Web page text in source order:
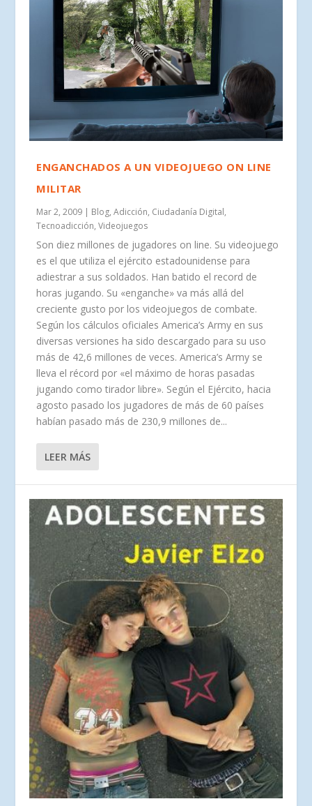
ENGANCHADOS A UN VIDEOJUEGO ON LINE
MILITAR
Mar 2, 2009 | Blog,Adicción, Ciudadanía Digital,
Tecnoadicción,Videojuegos
Son diez millones de jugadores on line. Su videojuego
es el que utiliza el ejército estadounidense para
adiestrar a sus soldados. Han batido el record de
horas jugando. Su «enganche» va más allá del
creciente gusto por los videojuegos de combate.
Según los cálculos oficiales America’s Army en sus
diversas versiones ha sido descargado para su uso
más de 42,6 millones de veces. America’s Army se
lleva el récord por «el máximo de horas pasadas
jugando como tirador libre». Según el Ejército, hacia
agosto pasado los jugadores de más de 60 países
habían pasado más de 230,9 millones de...
LEER MÁS